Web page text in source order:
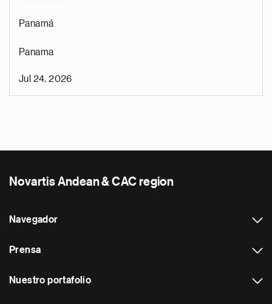
Panamá
Panama
Jul 24, 2026
Novartis Andean & CAC region
Navegador
Prensa
Nuestro portafolio